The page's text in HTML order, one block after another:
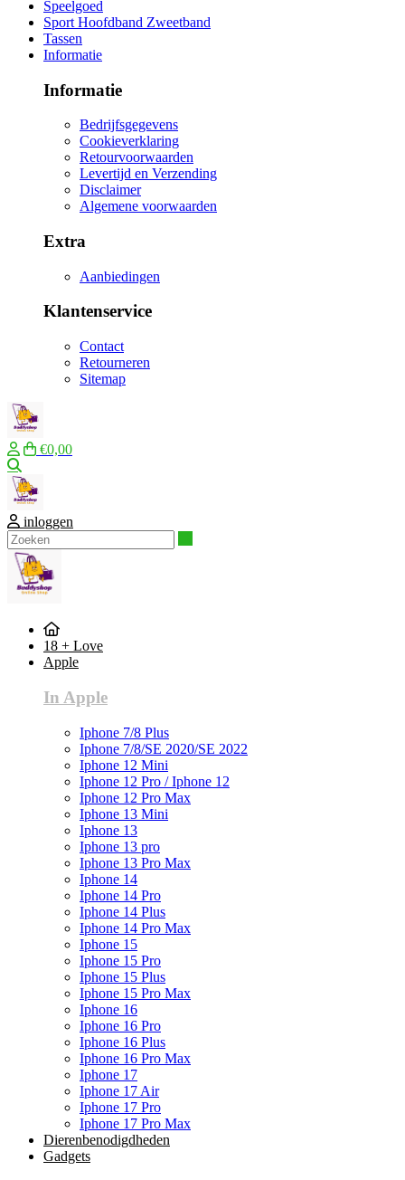
Speelgoed
Sport Hoofdband Zweetband
Tassen
Informatie
Informatie
Bedrijfsgegevens
Cookieverklaring
Retourvoorwaarden
Levertijd en Verzending
Disclaimer
Algemene voorwaarden
Extra
Aanbiedingen
Klantenservice
Contact
Retourneren
Sitemap
€0,00
inloggen
18 + Love
Apple
In Apple
Iphone 7/8 Plus
Iphone 7/8/SE 2020/SE 2022
Iphone 12 Mini
Iphone 12 Pro / Iphone 12
Iphone 12 Pro Max
Iphone 13 Mini
Iphone 13
Iphone 13 pro
Iphone 13 Pro Max
Iphone 14
Iphone 14 Pro
Iphone 14 Plus
Iphone 14 Pro Max
Iphone 15
Iphone 15 Pro
Iphone 15 Plus
Iphone 15 Pro Max
Iphone 16
Iphone 16 Pro
Iphone 16 Plus
Iphone 16 Pro Max
Iphone 17
Iphone 17 Air
Iphone 17 Pro
Iphone 17 Pro Max
Dierenbenodigdheden
Gadgets